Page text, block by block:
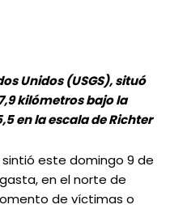
Unidos (USGS), situó
kilómetros bajo la
en la escala de Richter
este domingo 9 de
en el norte de
de víctimas o